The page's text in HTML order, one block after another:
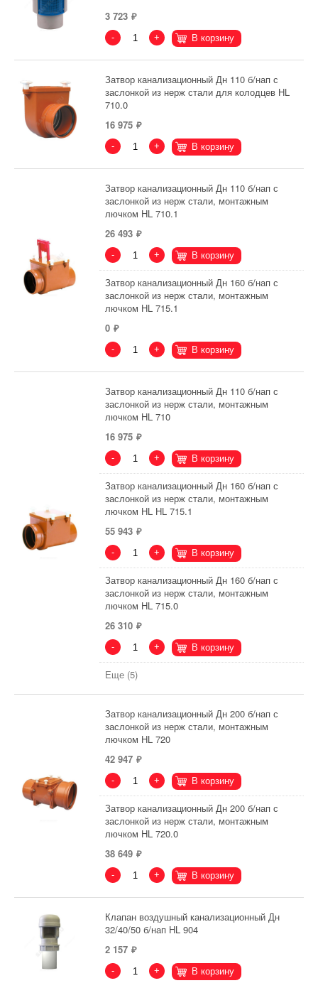
3 723
- + В корзину
Затвор канализационный Дн 110 б/нап с
заслонкой из нерж стали для колодцев HL
710.0
16 975
- + В корзину
Затвор канализационный Дн 110 б/нап с
заслонкой из нерж стали, монтажным
лючком HL 710.1
26 493
- + В корзину
Затвор канализационный Дн 160 б/нап с
заслонкой из нерж стали, монтажным
лючком HL 715.1
0
- + В корзину
Затвор канализационный Дн 110 б/нап с
заслонкой из нерж стали, монтажным
лючком HL 710
16 975
- + В корзину
Затвор канализационный Дн 160 б/нап с
заслонкой из нерж стали, монтажным
лючком HL HL 715.1
55 943
- + В корзину
Затвор канализационный Дн 160 б/нап с
заслонкой из нерж стали, монтажным
лючком HL 715.0
26 310
- + В корзину
Еще (5)
Затвор канализационный Дн 200 б/нап с
заслонкой из нерж стали, монтажным
лючком HL 720
42 947
- + В корзину
Затвор канализационный Дн 200 б/нап с
заслонкой из нерж стали, монтажным
лючком HL 720.0
38 649
- + В корзину
Клапан воздушный канализационный Дн
32/40/50 б/нап HL 904
2 157
- + В корзину